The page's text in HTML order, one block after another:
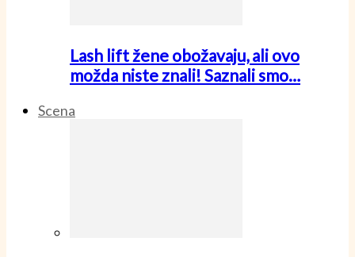
Lash lift žene obožavaju, ali ovo
možda niste znali! Saznali smo…
Scena